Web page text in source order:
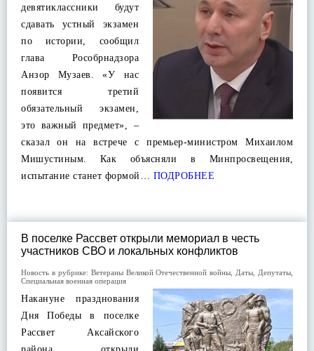
девятиклассники будут
сдавать устный экзамен
по истории, сообщил
глава Рособрнадзора
Анзор Музаев. «У нас
появится третий
обязательный экзамен,
это важный предмет», –
сказал он на встрече с премьер-министром Михаилом
Мишустиным. Как объясняли в Минпросвещения,
испытание станет формой… ПОДРОБНЕЕ
В поселке Рассвет открыли мемориал в честь
участников СВО и локальных конфликтов
Новость в рубрике: Ветераны Великой Отечественной войны Даты Депутаты
Специальная военная операция
Накануне празднования
Дня Победы в поселке
Рассвет Аксайского